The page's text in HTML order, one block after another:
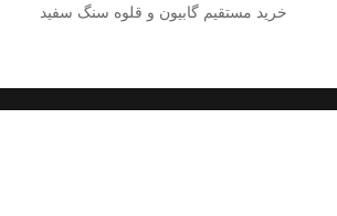
خرید مستقیم گابیون و قلوه سنگ سفید